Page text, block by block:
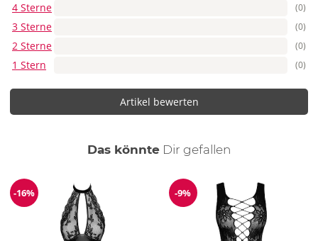
4 Sterne (0)
3 Sterne (0)
2 Sterne (0)
1 Stern (0)
Artikel bewerten
Das könnte Dir auch
gefallen
Reduzierung
-16% Reduzierung
-9%